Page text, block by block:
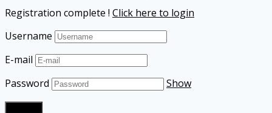
Registration complete ! Click here to login
Username
E-mail
Password
Show